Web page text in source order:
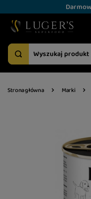
Strona główna Marki